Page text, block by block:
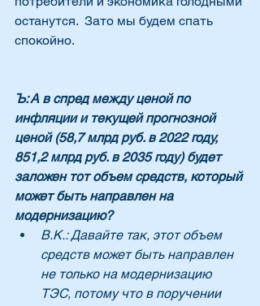
останутся.  Зато мы будем спать
спокойно.
Ъ: А в спред между ценой по
инфляции и текущей прогнозной
ценой (58,7 млрд руб. в 2022 году,
851,2 млрд руб. в 2035 году) будет
заложен тот объем средств, который
может быть направлен на
модернизацию?
В.К.: Давайте так, этот объем
средств может быть направлен
не только на модернизацию
ТЭС, потому что в поручении